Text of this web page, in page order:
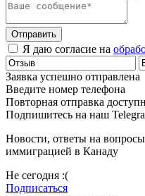
Отправить
Я даю согласие на
Заявка успешно отправлена
Введите номер телефона
Повторная отправка
Подпишитесь на наш
Новости, ответы на
иммиграцией в Канаду
Не сегодня :(
Подписаться